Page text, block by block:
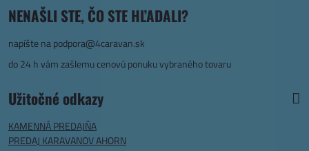
NENAŠLI STE, ČO STE HĽADALI?
napíšte napodpora@4caravan.sk
do 24 h vám zašlemu cenovú ponuku vybraného tovaru
Užitočné odkazy
KAMENNÁ PREDAJŇA
PREDAJ KARAVANOV AHORN